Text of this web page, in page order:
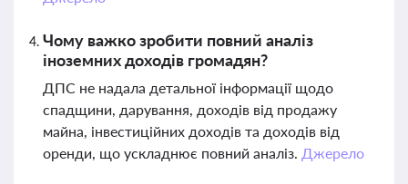
Чому важко зробити повний аналіз
іноземних доходів громадян?
ДПС не надала детальної інформації щодо
спадщини, дарування, доходів від продажу
майна, інвестиційних доходів та доходів від
оренди, що ускладнює повний аналіз. Джерело